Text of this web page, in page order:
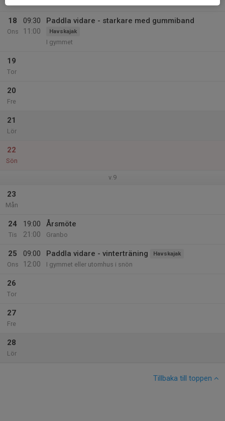
18
Ons
09:30
11:00
Paddla vidare - starkare med gummiband
Havskajak
I gymmet
19
Tor
20
Fre
21
Lör
22
Sön
v.9
23
Mån
24
Tis
19:00
21:00
Årsmöte
Granbo
25
Ons
09:00
12:00
Paddla vidare - vinterträning Havskajak
I gymmet eller utomhus i snön
26
Tor
27
Fre
28
Lör
Tillbaka till toppen